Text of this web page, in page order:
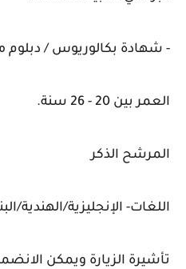
- شهادة بكالوريوس / دبلوم
العمر بين 20 - 26 سنة.
المرشح الذكر
اللغات- الإنجليزية/الهندية/
تأشيرة الزيارة ويمكن